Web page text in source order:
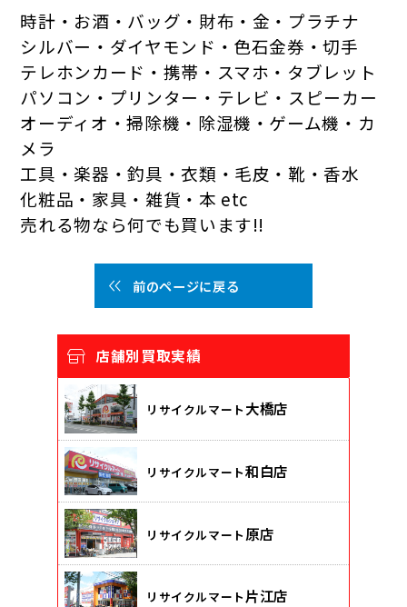
時計・お酒・バッグ・財布・金・プラチナ
シルバー・ダイヤモンド・色石金券・切手
テレホンカード・携帯・スマホ・タブレット
パソコン・プリンター・テレビ・スピーカー
オーディオ・掃除機・除湿機・ゲーム機・カ
メラ
工具・楽器・釣具・衣類・毛皮・靴・香水
化粧品・家具・雑貨・本 etc
売れる物なら何でも買います!!
前のページに戻る
店舗別買取実績
リサイクルマート 大橋店
リサイクルマート和白店
リサイクルマート 原店
リサイクルマート片江店